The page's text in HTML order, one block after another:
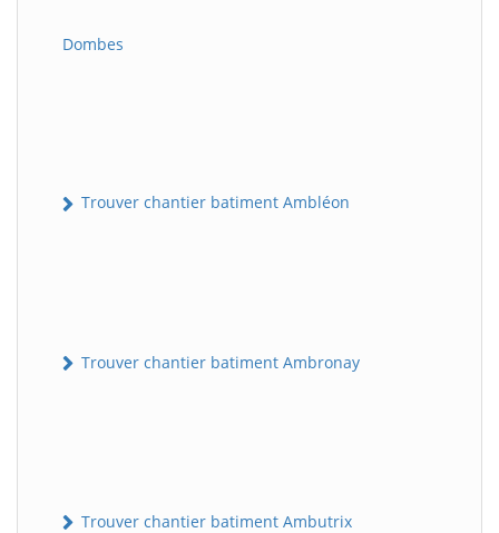
Dombes
Trouver chantier batiment Ambléon
Trouver chantier batiment Ambronay
Trouver chantier batiment Ambutrix